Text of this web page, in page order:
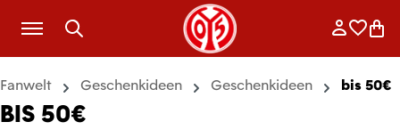
Zum Hauptinhalt springen
Fanwelt Geschenkideen Geschenkideen bis 50€
BIS 50€